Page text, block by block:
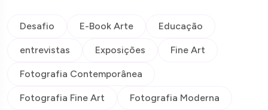
Desafio E-Book Arte Educação
entrevistas Exposições Fine Art
Fotografia Contemporânea
Fotografia Fine Art Fotografia Moderna